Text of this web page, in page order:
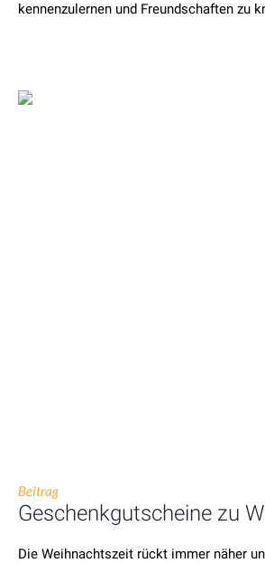
kennenzulernen und Freundschaften zu
Beitrag
Geschenkgutscheine zu
Die Weihnachtszeit rückt immer näher